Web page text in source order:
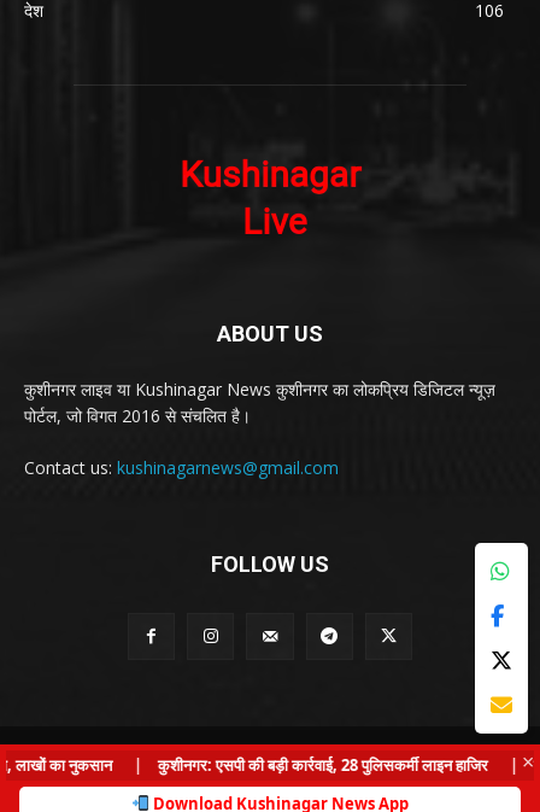
देश
106
ABOUT US
कुशीनगर लाइव या Kushinagar News कुशीनगर का लोकप्रिय डिजिटल न्यूज़
पोर्टल, जो विगत 2016 से संचलित है।
Contact us: kushinagarnews@gmail.com
FOLLOW US
© Kushinagar Live - 2022
Home About us Privacy Policy Contact us
×
का नुकसान | कुशीनगर: एसपी की बड़ी कार्रवाई, 28 पुलिसकर्मी लाइन हाजिर |
Download Kushinagar News App